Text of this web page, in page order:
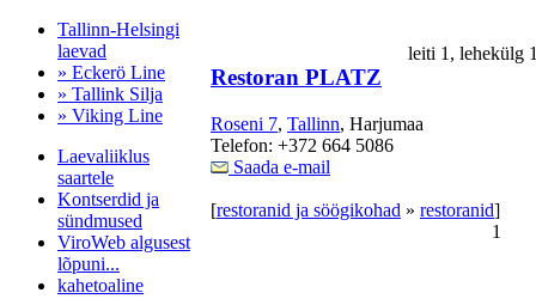
Tallinn-Helsingi
laevad
» Eckerö Line
» Tallink Silja
» Viking Line
Laevaliiklus
saartele
Kontserdid ja
sündmused
ViroWeb algusest
lõpuni...
kahetoaline
leiti 1,
Restoran PLATZ
Roseni 7, Tallinn, Harjumaa
Telefon: +372 664 5086
Saada e-mail
[restoranid ja söögikohad » restoranid]
1